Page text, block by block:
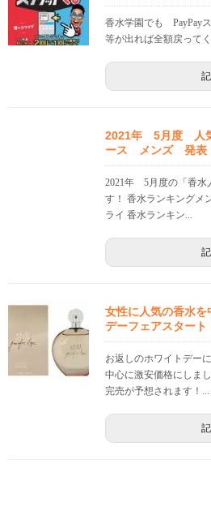
香水学園でも PayPay
等が出れば全額戻って
2021年 5月度 人
ース メンズ 発表
2021年 5月度の「香水
す！ 香水ランキング
ライ 香水ランキン...
女性に人気の香水を
デーフェアスタート
お返しのホワイトデー
中心に激安価格にしま
完売が予想されます！...